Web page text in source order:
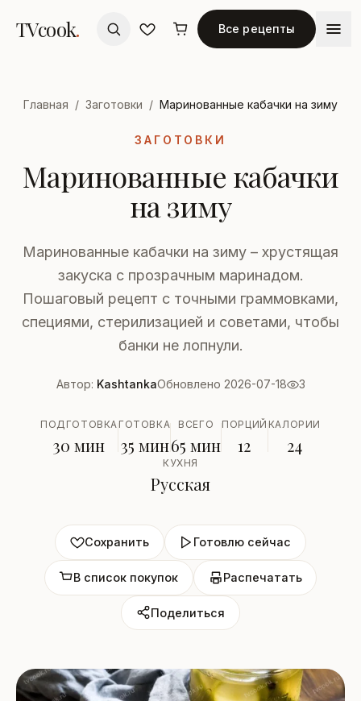
TVcook. Все рецепты
Главная / Заготовки / Маринованные кабачки на зиму
ЗАГОТОВКИ
Маринованные кабачки
на зиму
Маринованные кабачки на зиму – хрустящая
закуска с прозрачным маринадом.
Пошаговый рецепт с точными граммовками,
специями, стерилизацией и советами, чтобы
банки не лопнули.
Автор: KashtankaОбновлено 2026-07-18 3
ПОДГОТОВКА
30 мин
ГОТОВКА
35 мин
ВСЕГО
65 мин
ПОРЦИЙ
12
КАЛОРИИ
24
КУХНЯ
Русская
Сохранить Готовлю сейчас
В список покупок Распечатать
Поделиться